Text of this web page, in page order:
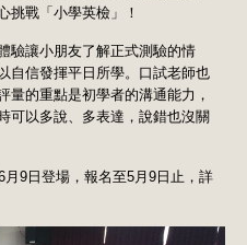
挑戰「小學英檢」！
驗讓小朋友了解正式測驗的情
自信發揮平日所學。口試老師也
量的重點是初學者的溝通能力，
可以多說、多表達，說錯也沒關
9日登場，報名至5月9日止，詳